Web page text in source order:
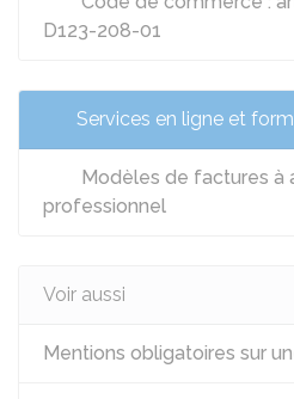
D123-208-01
Services en ligne et
Modèles de factures à
professionnel
Voir aussi
Mentions obligatoires sur